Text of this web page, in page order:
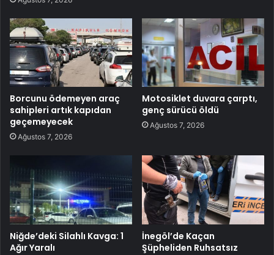
Borcunu ödemeyen araç
sahipleri artık kapıdan
geçemeyecek
Ağustos 7, 2026
Motosiklet duvara çarptı,
genç sürücü öldü
Ağustos 7, 2026
Niğde’deki Silahlı Kavga: 1
Ağır Yaralı
İnegöl’de Kaçan
Şüpheliden Ruhsatsız